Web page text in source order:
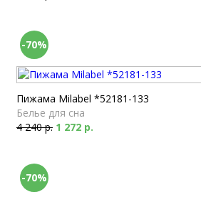
-70%
Пижама Milabel *52181-133
Белье для сна
4 240 р. 1 272 р.
-70%